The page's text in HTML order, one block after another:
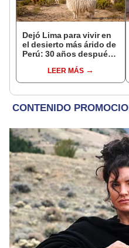
Dejó Lima para vivir en
el desierto más árido de
Perú: 30 años después,
creó un sorprendente
ecosistema
LEER MÁS